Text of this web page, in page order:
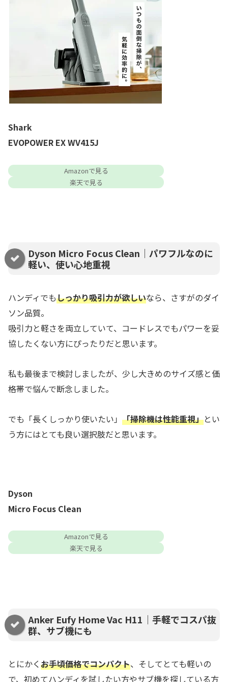
Shark
EVOPOWER EX WV415J
Amazonで見る
楽天で見る
Dyson Micro Focus Clean｜パワフルなのに
軽い、使い心地重視
ハンディでもしっかり吸引力が欲しいなら、さすがのダイ
ソン品質。
吸引力と軽さを両立していて、コードレスでもパワーを妥
協したくない方にぴったりだと思います。
私も最後まで検討しましたが、少し大きめのサイズ感と価
格帯で悩んで断念しました。
でも「長くしっかり使いたい」 「掃除機は性能重視」とい
う方にはとても良い選択肢だと思います。
Dyson
Micro Focus Clean
Amazonで見る
楽天で見る
Anker Eufy Home Vac H11｜手軽でコスパ抜
群、サブ機にも
とにかく お手頃価格でコンパクト、そしてとても軽いの
で、初めてハンディを試したい方やサブ機を探している方